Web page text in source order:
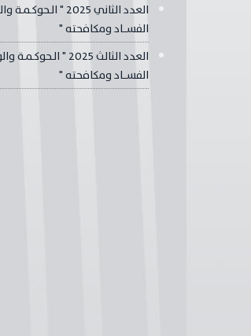
العدد الثاني 2025 "
الفســـــاد ومكافحتـه "
العدد الثالث 2025 "
الفســـــاد ومكافحتـه "